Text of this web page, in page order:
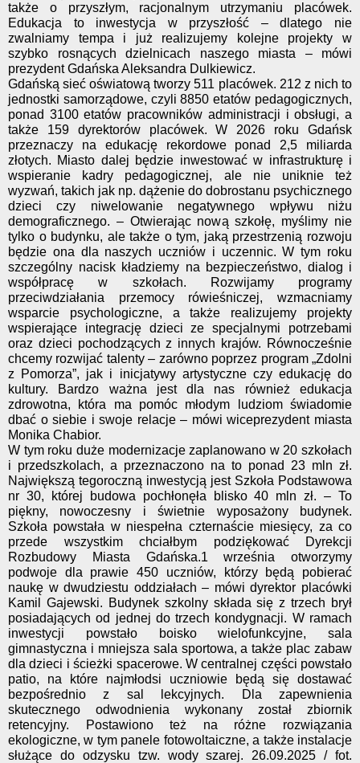
także o przyszłym, racjonalnym utrzymaniu placówek.
Edukacja to inwestycja w przyszłość – dlatego nie
zwalniamy tempa i już realizujemy kolejne projekty w
szybko rosnących dzielnicach naszego miasta – mówi
prezydent Gdańska Aleksandra Dulkiewicz.
Gdańską sieć oświatową tworzy 511 placówek. 212 z nich to
jednostki samorządowe, czyli 8850 etatów pedagogicznych,
ponad 3100 etatów pracowników administracji i obsługi, a
także 159 dyrektorów placówek. W 2026 roku Gdańsk
przeznaczy na edukację rekordowe ponad 2,5 miliarda
złotych. Miasto dalej będzie inwestować w infrastrukturę i
wspieranie kadry pedagogicznej, ale nie uniknie też
wyzwań, takich jak np. dążenie do dobrostanu psychicznego
dzieci czy niwelowanie negatywnego wpływu niżu
demograficznego. – Otwierając nową szkołę, myślimy nie
tylko o budynku, ale także o tym, jaką przestrzenią rozwoju
będzie ona dla naszych uczniów i uczennic. W tym roku
szczególny nacisk kładziemy na bezpieczeństwo, dialog i
współpracę w szkołach. Rozwijamy programy
przeciwdziałania przemocy rówieśniczej, wzmacniamy
wsparcie psychologiczne, a także realizujemy projekty
wspierające integrację dzieci ze specjalnymi potrzebami
oraz dzieci pochodzących z innych krajów. Równocześnie
chcemy rozwijać talenty – zarówno poprzez program „Zdolni
z Pomorza”, jak i inicjatywy artystyczne czy edukację do
kultury. Bardzo ważna jest dla nas również edukacja
zdrowotna, która ma pomóc młodym ludziom świadomie
dbać o siebie i swoje relacje – mówi wiceprezydent miasta
Monika Chabior.
W tym roku duże modernizacje zaplanowano w 20 szkołach
i przedszkolach, a przeznaczono na to ponad 23 mln zł.
Największą tegoroczną inwestycją jest Szkoła Podstawowa
nr 30, której budowa pochłonęła blisko 40 mln zł. – To
piękny, nowoczesny i świetnie wyposażony budynek.
Szkoła powstała w niespełna czternaście miesięcy, za co
przede wszystkim chciałbym podziękować Dyrekcji
Rozbudowy Miasta Gdańska.1 września otworzymy
podwoje dla prawie 450 uczniów, którzy będą pobierać
naukę w dwudziestu oddziałach – mówi dyrektor placówki
Kamil Gajewski. Budynek szkolny składa się z trzech brył
posiadających od jednej do trzech kondygnacji. W ramach
inwestycji powstało boisko wielofunkcyjne, sala
gimnastyczna i mniejsza sala sportowa, a także plac zabaw
dla dzieci i ścieżki spacerowe. W centralnej części powstało
patio, na które najmłodsi uczniowie będą się dostawać
bezpośrednio z sal lekcyjnych. Dla zapewnienia
skutecznego odwodnienia wykonany został zbiornik
retencyjny. Postawiono też na różne rozwiązania
ekologiczne, w tym panele fotowoltaiczne, a także instalacje
służące do odzysku tzw. wody szarej. 26.09.2025 / fot.